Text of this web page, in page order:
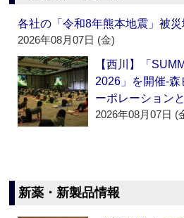
各社の「令和8年熊本地震」被災
2026年08月07日 (金)
【西川】「
2026」を開催‐
ーポレーション
2026年08月07日 (
新薬・新製品情報